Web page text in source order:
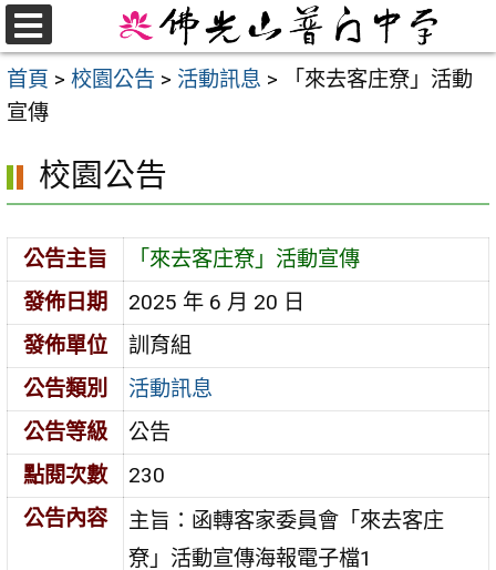
跳
至
主
要
首頁 > 校園公告 > 活動訊息 >
「來去客庄尞」活動
宣傳
校園公告
公告主旨
「來去客庄尞」活動宣傳
發佈日期
2025 年 6 月 20 日
發佈單位
訓育組
公告類別
活動訊息
公告等級
公告
點閱次數
230
公告內容
主旨：函轉客家委員會「來去客庄
尞」活動宣傳海報電子檔1
選
單